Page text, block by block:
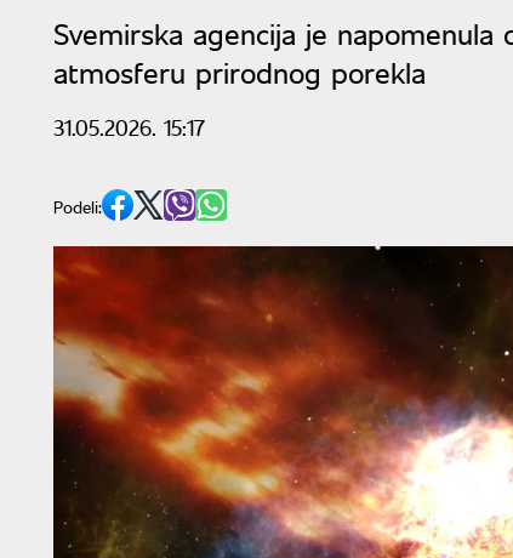
Svemirska agencija je
atmosferu prirodnog porekla
31.05.2026. 15:17
Podeli: